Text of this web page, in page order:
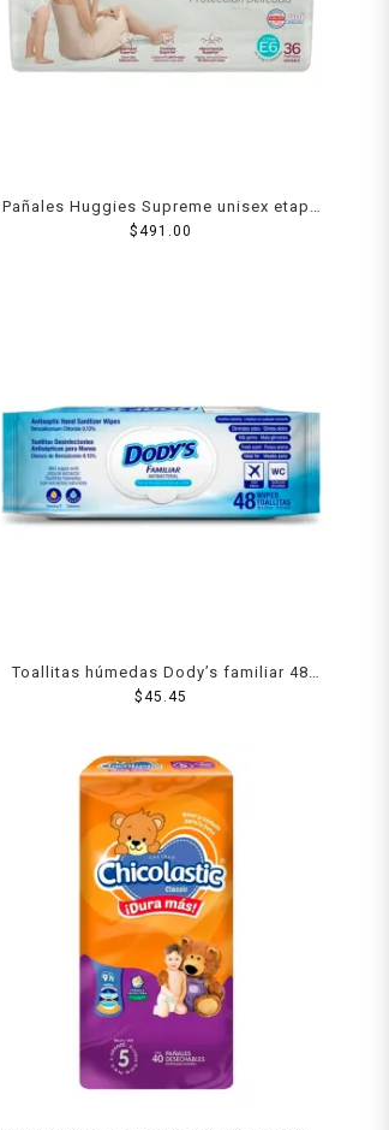
Pañales Huggies Supreme unisex etapa
6 con 36 piezas
$491.00
Toallitas húmedas Dody’s familiar 48
pzas
$45.45